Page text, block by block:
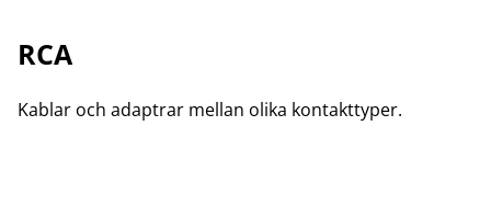
RCA
Kablar och adaptrar mellan olika kontakttyper.